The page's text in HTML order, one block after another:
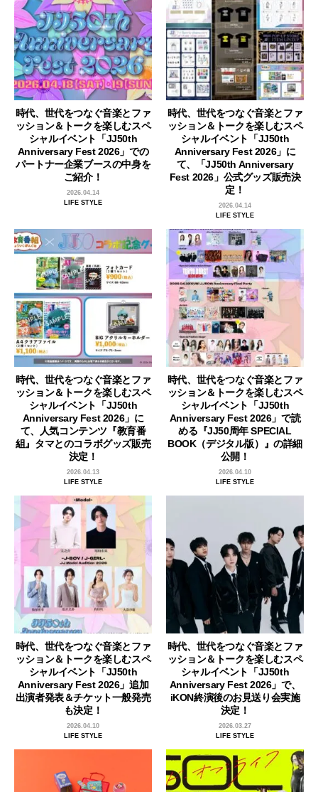
時代、世代をつなぐ音楽とファ
ッション＆トークを楽しむスペ
シャルイベント「JJ50th
Anniversary Fest 2026」での
パートナー企業ブースの中身を
ご紹介！
2026.04.14
LIFE STYLE
時代、世代をつなぐ音楽とファ
ッション＆トークを楽しむスペ
シャルイベント「JJ50th
Anniversary Fest 2026」に
て、「JJ50th Anniversary
Fest 2026」公式グッズ販売決
定！
2026.04.14
LIFE STYLE
時代、世代をつなぐ音楽とファ
ッション＆トークを楽しむスペ
シャルイベント「JJ50th
Anniversary Fest 2026」に
て、人気コンテンツ『教育番
組』タマとのコラボグッズ販売
決定！
2026.04.13
LIFE STYLE
時代、世代をつなぐ音楽とファ
ッション＆トークを楽しむスペ
シャルイベント「JJ50th
Anniversary Fest 2026」で読
める『JJ50周年 SPECIAL
BOOK（デジタル版）』の詳細
公開！
2026.04.10
LIFE STYLE
時代、世代をつなぐ音楽とファ
ッション＆トークを楽しむスペ
シャルイベント「JJ50th
Anniversary Fest 2026」追加
出演者発表＆チケット一般発売
も決定！
2026.04.10
LIFE STYLE
時代、世代をつなぐ音楽とファ
ッション＆トークを楽しむスペ
シャルイベント「JJ50th
Anniversary Fest 2026」で、
iKON終演後のお見送り会実施
決定！
2026.03.27
LIFE STYLE